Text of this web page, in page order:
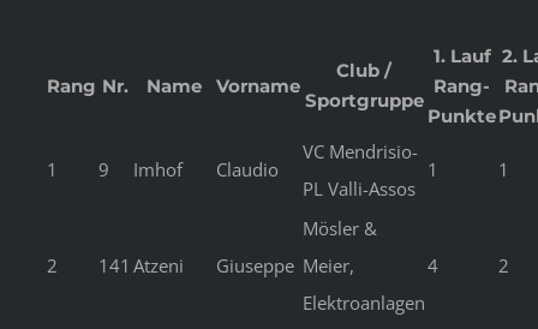
Rang Nr. Name Vorname
Club /
Sportgruppe
1. Lauf
Rang-
Punkte
2.
1 9 Imhof Claudio
VC Mendrisio-
PL Valli-Assos
1 1
2 141 Atzeni Giuseppe
Mösler &
Meier,
Elektroanlagen
4 2